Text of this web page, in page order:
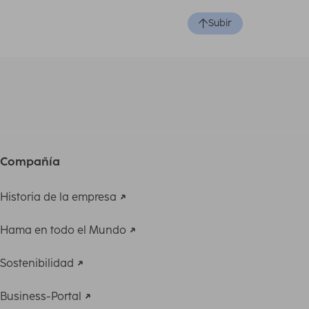
Subir
Compañía
Historia de la empresa
Hama en todo el Mundo
Sostenibilidad
Business-Portal